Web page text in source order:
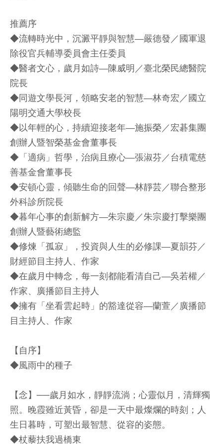
推薦序
◆流轉時光中，沉澱平靜與智慧—嚴德發／國軍退
除役官兵輔導委員會主任委員
◆醫者文心，歲月如詩—陳威明／臺北榮民總醫院
院長
◆同遊文學長河，領略安老的智慧—林奇宏／國立
陽明交通大學校長
◆以年輕的心，持續迎接老年—施振榮／宏碁集團
創辦人暨智榮基金會董事長
◆「適病」哲學，治病且療心—張淑芬／台積電慈
善基金會董事長
◆安頓心靈，傾聽生命的回聲—林靜芸／聯合整形
外科診所院長
◆暮年心事的創新解方—朱宗慶／朱宗慶打擊樂團
創辦人暨藝術總監
◆修煉「孤寂」，投資與人生的必修課—夏韻芬／
財經節目主持人、作家
◆在歲月中轉念，每一刻都能看清自己—吳若權／
作家、廣播節目主持人
◆擁有「坐看雲起時」的豁達從容—蘭萱／廣播節
目主持人、作家
【自序】
◆風雨中的種子
【念】──歲月如水，靜靜流淌；心靈似月，清輝獨
照。晚霞雖近黃昏，卻是一天中最燦爛的時刻；人
生日暮時，可塑出最智慧、從容的姿態。
◆杖藜扶我過橋東